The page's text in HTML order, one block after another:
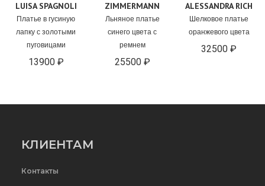
LUISA SPAGNOLI
Платье в гусиную
лапку с золотыми
пуговицами
13900 ₽
ZIMMERMANN
Льняное платье
синего цвета с
ремнем
25500 ₽
ALESSANDRA RICH
Шелковое платье
оранжевого цвета
32500 ₽
КЛИЕНТАМ
Контакты